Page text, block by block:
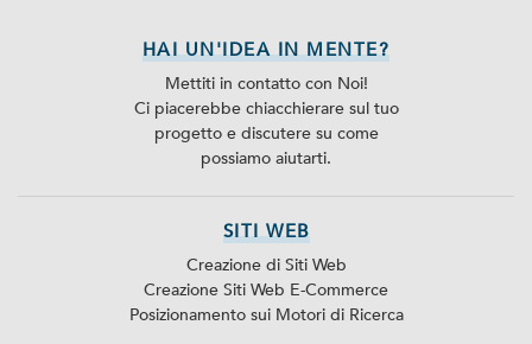
HAI UN'IDEA IN MENTE?
Mettiti in contatto con Noi!
Ci piacerebbe chiacchierare sul tuo
progetto e discutere su come
possiamo aiutarti.
SITI WEB
Creazione di Siti Web
Creazione Siti Web E-Commerce
Posizionamento sui Motori di Ricerca